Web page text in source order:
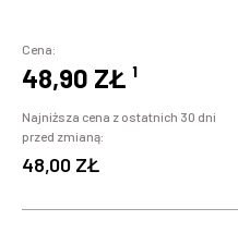
Cena:
48,90 ZŁ ¹
Najniższa cena z ostatnich 30 dni
przed zmianą:
48,00 ZŁ